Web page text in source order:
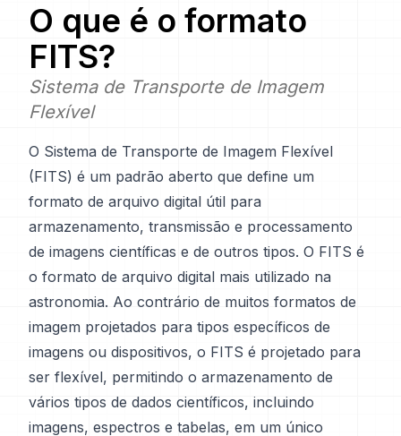
O que é o formato
FITS?
Sistema de Transporte de Imagem
Flexível
O Sistema de Transporte de Imagem Flexível
(FITS) é um padrão aberto que define um
formato de arquivo digital útil para
armazenamento, transmissão e processamento
de imagens científicas e de outros tipos. O FITS é
o formato de arquivo digital mais utilizado na
astronomia. Ao contrário de muitos formatos de
imagem projetados para tipos específicos de
imagens ou dispositivos, o FITS é projetado para
ser flexível, permitindo o armazenamento de
vários tipos de dados científicos, incluindo
imagens, espectros e tabelas, em um único